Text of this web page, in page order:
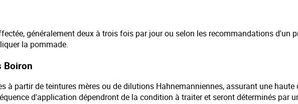
généralement deux à trois fois par jour ou selon les recommandations d'un
la pommade.
Boiron
à partir de teintures mères ou de dilutions Hahnemanniennes, assurant une
d'application dépendront de la condition à traiter et seront déterminés par